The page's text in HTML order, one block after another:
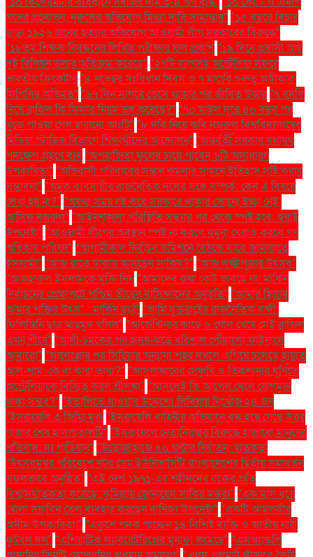
পদের প্রলোভন: নুরুলের অভিযোগ মিথ্যা দাবি সামান্তার" "১৫ বছরে বিচার
ছাড়া ১৯২৬ জনের হত্যার অভিযোগ আওয়ামী লীগ সরকারের বিরুদ্ধে"
"১৮তম শিক্ষক নিবন্ধনের লিখিত পরীক্ষার ফল প্রকাশ"১৯ দিনে প্রবাসী আয়
দুই বিলিয়ন ডলার অতিক্রম করেছে" "২৭টি ব্যাগসহ অস্ট্রেলিয়া সফরে
ভারতীয় ক্রিকেটার"৪ নভেম্বর সংবিধান দিবস ও ৭ মার্চের গুরুত্ব অস্বীকার:
সিপিবির অভিমত" "৬৭ দিন সাগরে ভেসে থাকার পর জীবিত উদ্ধার"৭ বদলি
নিয়ে ব্রাজিল কি ফিফার নিয়ম ভঙ্গ করেছে?" "৭০ মাইল দূরে ৪০ বছর পর
খুঁজে পাওয়া গেল হারানো আংটি" "৮ দবি নিয়ে কবি নজরুল বিশ্ববিদ্যালয়ের
মিডিয়া স্টাডিজ বিভাগে শিক্ষার্থীদের আন্দোলন" "অন্তর্বর্তী সরকার যথাযথ
পদক্ষেপ গ্রহণে ব্যর্থ"অপরাজিতা ফুলের চায়ে পাবেন ৬টি অসাধারণ
উপকারিতা" "অভিবাসী পরিবারের সন্তান কমলার সামনে ইতিহাস সৃষ্টি করার
সম্ভাবনা" "অমুক ব্যবসায়ীর রাজনৈতিক দলের সঙ্গে সম্পর্ক: কেন এ বিষয়ে
লেখা হয় না?" "অযথা সময় নষ্ট করে সরকারে থাকার কোনো ইচ্ছা নেই:
আসিফ নজরুল" "আইনশৃঙ্খলা পরিস্থিতি সন্ধ্যার পর থেকে স্পষ্ট হবে: স্বরাষ্ট্র
উপদেষ্টা" "আওয়ামী লীগের অবস্থান স্পষ্ট না করলে যমুনা ঘেরাও করবে গণ
অধিকার পরিষদ" "আগামীকাল নির্বাচন কমিশনে বৈঠকে যাবে জামায়াতে
ইসলামী" "আজ রাতে ঢাকায় আসছেন সাকিব?" "আজ লক্ষ্মীপূজার উৎসব"
"আজহারুল ইসলামকে মুক্তি দিন"আমাদের কথা কেউ ভাবছে না: মার্কিন
নির্বাচনের প্রেক্ষাপটে পশ্চিম তীরের বাসিন্দাদের অনুভূতি" "আমার হিজাব
আমার শক্তির উৎস" : মার্কিন ছাত্রী"আমি যুক্তরাষ্ট্রের রাজনৈতিক বন্দী:
ফিলিস্তিনি ছাত্র মাহমুদ খলিল" "আর্জেন্টিনার কাছে ৬ গোল খেয়ে সেই ব্রাজিল
এখন শীর্ষে" "আলী-চমকের পর হৃদয়-ঝড়ে বরিশাল পৌঁছালো ফাইনালে
আবারো" "আলেপ্পোর পর সিরিয়ার অন্যান্য শহর দখলে এগিয়ে চলেছে হায়াত
আল-শাম: কে বা কারা তারা?" "আসলাঙ্কারের সেঞ্চুরি ও তিকশানার ঘূর্ণিতে
অস্ট্রেলিয়াকে বিস্মিত করল শ্রীলঙ্কা" "আসলেই কি আপেল খেলে রোগমুক্ত
থাকা সম্ভব?" "ইতালিতে যাওয়ার উদ্দেশ্যে লিবিয়ায় নিখোঁজ ২৪ জন
"ইসরায়েলি ৩ জিম্মি মুক্ত"ইসরায়েলি বাহিনীর অভিযানে বন্ধ হয়ে গেছে উত্তর
গাজার শেষ হাসপাতালটি" "ইসরায়েলে নেতানিয়াহুর বিরুদ্ধে হাজারো মানুষের
প্রতিবাদ: দ্য গার্ডিয়ান" "উড়োজাহাজে ৪০ ঘণ্টার নির্যাতন: হাতকড়া
"উৎসবমুখর পরিবেশে নটর ডেম ইউনিভার্সিটি বাংলাদেশের দ্বিতীয় সমাবর্তন
সফলভাবে অনুষ্ঠিত" "এই দেশ ১৯৭১-এর শহীদদের রক্তের প্রতি
বিশ্বাসঘাতকতা করেছে: কুমিল্লায় জোনায়েদ সাকির মন্তব্য" "এক মাস ধরে
খোলা সয়াবিন তেল ব্যবহার করছেন বাণিজ্য উপদেষ্টা" "একটি আমলকীর
অসীম উপকারিতা!" "একুশে পদক পাচ্ছেন ১৪ বিশিষ্ট ব্যক্তি ও জাতীয় নারী
ফুটবল দল" "এশিয়াটিক ল্যাবরেটরিজের মুনাফা কমেছে" "এসঅ্যান্ডপি